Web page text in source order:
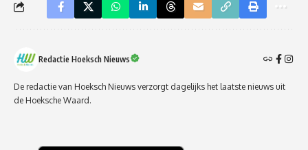
Redactie Hoeksch Nieuws
De redactie van Hoeksch Nieuws verzorgt dagelijks het laatste nieuws uit
de Hoeksche Waard.